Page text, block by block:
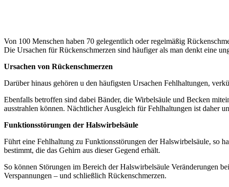
Von 100 Menschen haben 70 gelegentlich oder regelmäßig
Die Ursachen für Rückenschmerzen sind häufiger als man denkt eine
Ursachen von Rückenschmerzen
Darüber hinaus gehören u den häufigsten Ursachen Fehlhaltungen,
Ebenfalls betroffen sind dabei Bänder, die Wirbelsäule und Becken
ausstrahlen können. Nächtlicher Ausgleich für Fehlhaltungen ist daher
Funktionsstörungen der Halswirbelsäule
Führt eine Fehlhaltung zu Funktionsstörungen der Halswirbelsäule, so
bestimmt, die das Gehirn aus dieser Gegend erhält.
So können Störungen im Bereich der Halswirbelsäule Veränderungen
Verspannungen – und schließlich Rückenschmerzen.